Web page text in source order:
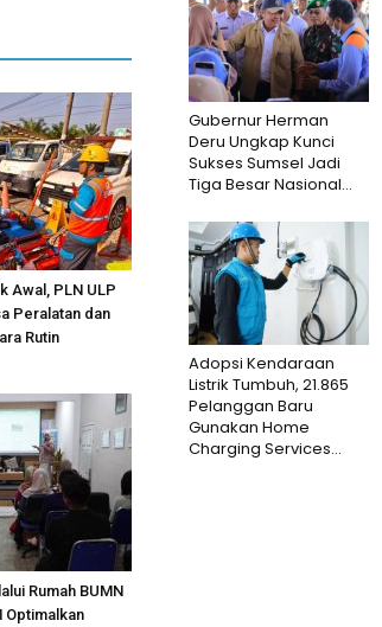
Awal, PLN ULP
Peralatan dan
Rutin
Rumah BUMN
Optimalkan
Gubernur Herman
Deru Ungkap Kunci
Sukses Sumsel Jadi
Tiga Besar Nasional...
Adopsi Kendaraan
Listrik Tumbuh, 21.865
Pelanggan Baru
Gunakan Home
Charging Services...